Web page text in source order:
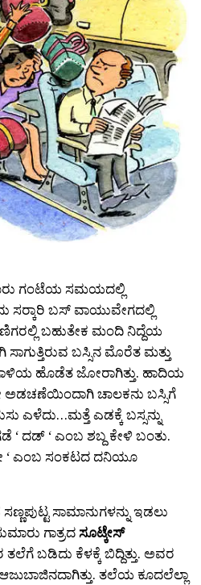
ಗಂಟೆಯ ಸಮಯದಲ್ಲಿ
ಸರ‍್ಕಾರಿ ಬಸ್ ವಾಯುವೇಗದಲ್ಲಿ
ಬಹುತೇಕ ಮಂದಿ ನಿದ್ದೆಯ
ಬಸ್ಸಿನ ಮೊರೆತ ಮತ್ತು
ಹೊಡೆತ ಜೋರಾಗಿತ್ತು. ಹಾದಿಯ
ಚಾಲಕನು ಬಸ್ಸಿಗೆ
ಎಳೆದು…ಮತ್ತೆ ಎಡಕ್ಕೆ ಬಸ್ಸನ್ನು
‘ ದಡ್ ‘ ಎಂಬ ಶಬ್ದ ಕೇಳಿ ಬಂತು.
‘ ಎಂಬ ಸಂಕಟದ ದನಿಯೂ
ಸಾಮಾನುಗಳನ್ನು ಇಡಲು
ಗಾತ್ರದಸೂಟ್ಕೇಸ್
ಬಡಿದು ಕೆಳಕ್ಕೆ ಬಿದ್ದಿತ್ತು. ಅವರ
ತಲೆಯ ಕೂದಲೆಲ್ಲಾ